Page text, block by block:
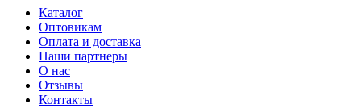
Каталог
Оптовикам
Оплата и доставка
Наши партнеры
О нас
Отзывы
Контакты